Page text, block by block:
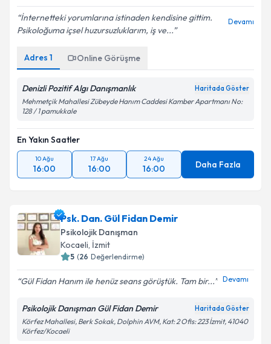
İnternetteki yorumlarına istinaden kendisine gittim.
Psikoloğuma içsel huzursuzluklarım, iş ve...
Devamı
Adres 1 Online Görüşme
Denizli Pozitif Algı Danışmanlık Haritada Göster
Mehmetçik Mahallesi Zübeyde Hanım Caddesi Kamber Apartmanı No:
128 / 1 pamukkale
En Yakın Saatler
10 Ağu
16:00
17 Ağu
16:00
24 Ağu
16:00 Daha Fazla
Psk. Dan. Gül Fidan Demir
Psikolojik Danışman
Kocaeli, İzmit
5 (26 Değerlendirme)
Gül Fidan Hanım ile henüz seans görüştük. Tam bir... Devamı
Psikolojik Danışman Gül Fidan Demir Haritada Göster
Körfez Mahallesi, Berk Sokak, Dolphin AVM, Kat: 2 Ofis: 223 İzmit, 41040
Körfez/Kocaeli